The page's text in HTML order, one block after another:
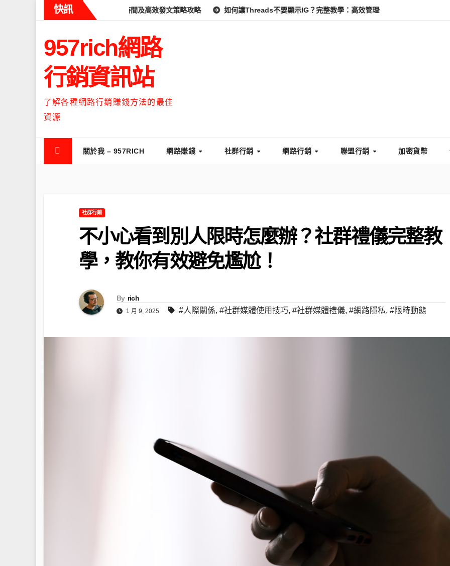
快訊
時候流量最高？流量高峰時間及高效發文策略攻略 如何讓Threads不要顯示IG？完整教學：高效管理你的線上隱私與數據安全
957rich網路
行銷資訊站
了解各種網路行銷賺錢方法的最佳
資源
關於我 – 957RICH 網路賺錢 社群行銷 網路行銷 聯盟行銷 加密貨幣
社群行銷
不小心看到別人限時怎麼辦？社群禮儀完整教
學，教你有效避免尷尬！
By rich
1 月 9, 2025 #人際關係, #社群媒體使用技巧, #社群媒體禮儀, #網路隱私, #限時動態